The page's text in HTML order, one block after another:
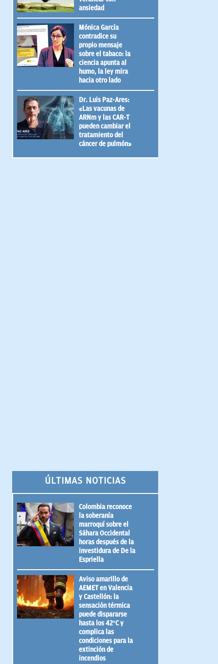
ansiedad
Mónica García
contradice su
propio mensaje
sobre el tabaco: la
ciencia apunta al
humo, la ley mira
hacia otro lado
Dr. Luis Paz-Ares:
«Las vacunas de
ARNm y las CAR-T
pueden cambiar el
tratamiento del
cáncer de pulmón»
ÚLTIMAS NOTICIAS
Colombia reconoce
la soberanía
marroquí sobre el
Sáhara Occidental
horas después de la
investidura de De la
Espriella
Aviso amarillo de
AEMET en Valencia
y Castellón: la
sensación térmica
puede dispararse
hasta los 42ºC y
complica las
condiciones para la
extinción de
incendios